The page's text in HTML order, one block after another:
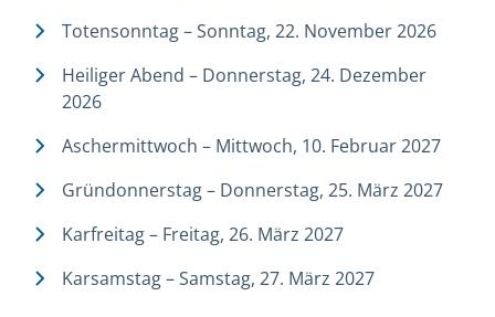
Totensonntag – Sonntag, 22. November 2026
Heiliger Abend – Donnerstag, 24. Dezember
2026
Aschermittwoch – Mittwoch, 10. Februar 2027
Gründonnerstag – Donnerstag, 25. März 2027
Karfreitag – Freitag, 26. März 2027
Karsamstag – Samstag, 27. März 2027